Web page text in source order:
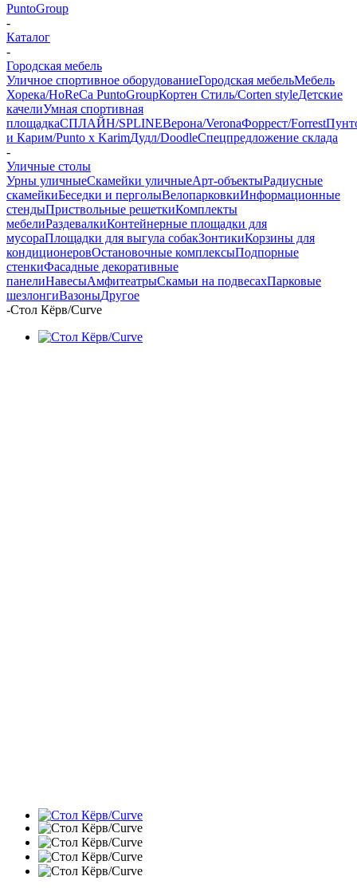
PuntoGroup
-
Каталог
-
Городская мебель
Уличное спортивное оборудованиеГородская мебельМебель
Хорека/HoReCa PuntoGroupКортен Стиль/Corten styleДетские
качелиУмная спортивная
площадкаСПЛАЙН/SPLINEВерона/VeronaФоррест/Forrest
и Карим/Punto x KarimДудл/DoodleСпецпредложение склада
-
Уличные столы
Урны уличныеСкамейки уличныеАрт-объектыРадиусные
скамейкиБеседки и перголыВелопарковкиИнформационные
стендыПриствольные решеткиКомплекты
мебелиРаздевалкиКонтейнерные площадки для
мусораПлощадки для выгула собакЗонтикиКорзины для
кондиционеровОстановочные комплексыПодпорные
стенкиФасадные декоративные
панелиНавесыАмфитеатрыСкамьи на подвесахПарковые
шезлонгиВазоныДругое
-Стол Кёрв/Curve